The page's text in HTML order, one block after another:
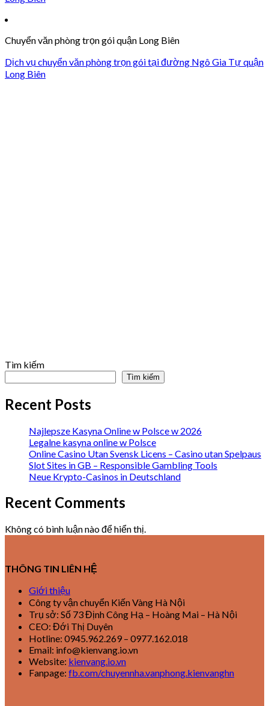
Chuyển văn phòng trọn gói quận Long Biên
Dịch vụ chuyển văn phòng trọn gói tại đường Ngô Gia Tự quận
Long Biên
Tìm kiếm
Tìm kiếm
Recent Posts
Najlepsze Kasyna Online w Polsce w 2026
Legalne kasyna online w Polsce
Online Casino Utan Svensk Licens – Casino utan Spelpaus
Slot Sites in GB – Responsible Gambling Tools
Neue Krypto-Casinos in Deutschland
Recent Comments
Không có bình luận nào để hiển thị.
THÔNG TIN LIÊN HỆ
Giới thiệu
Công ty vận chuyển Kiến Vàng Hà Nội
Trụ sở: Số 73 Định Công Hạ – Hoàng Mai – Hà Nội
CEO: Đới Thị Duyên
Hotline: 0945.962.269 – 0977.162.018
Email: info@kienvang.io.vn
Website: kienvang.io.vn
Fanpage: fb.com/chuyennha.vanphong.kienvanghn